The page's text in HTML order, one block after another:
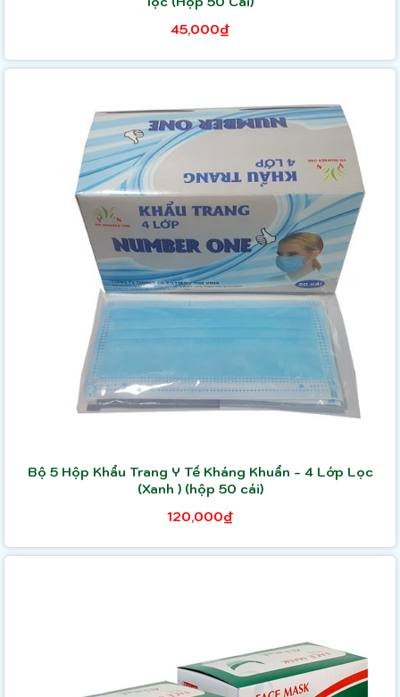
45,000₫
Bộ 5 Hộp Khẩu Trang Y Tế Kháng Khuẩn - 4 Lớp Lọc
(Xanh ) (hộp 50 cái)
120,000₫